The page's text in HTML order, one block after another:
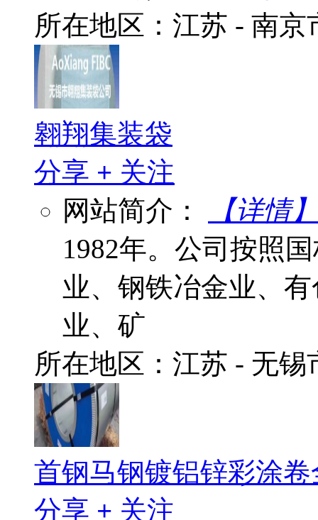
所在地区：江苏 - 南
翱翔集装袋
分享 + 关注
网站简介：
【详情】
1982年。公司按照
业、钢铁冶金业、
业、矿
所在地区：江苏 - 无
首钢马钢镀铝锌彩涂
分享 + 关注